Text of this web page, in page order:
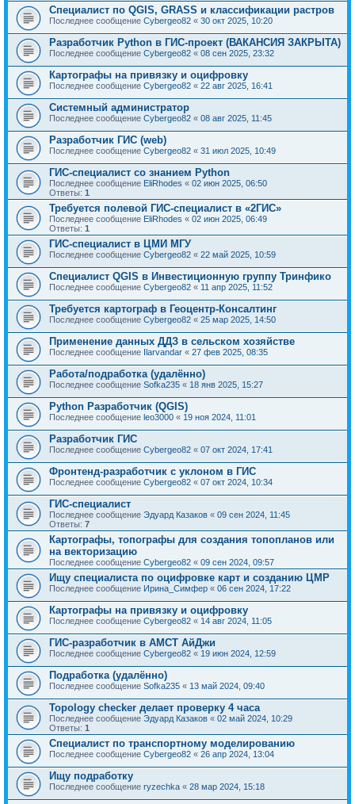
Специалист по QGIS, GRASS и классификации растров
Последнее сообщение Cybergeo82 « 30 окт 2025, 10:20
Разработчик Python в ГИС-проект (ВАКАНСИЯ ЗАКРЫТА)
Последнее сообщение Cybergeo82 « 08 сен 2025, 23:32
Картографы на привязку и оцифровку
Последнее сообщение Cybergeo82 « 22 авг 2025, 16:41
Системный администратор
Последнее сообщение Cybergeo82 « 08 авг 2025, 11:45
Разработчик ГИС (web)
Последнее сообщение Cybergeo82 « 31 июл 2025, 10:49
ГИС-специалист со знанием Python
Последнее сообщение EliRhodes « 02 июн 2025, 06:50
Ответы: 1
Требуется полевой ГИС-специалист в «2ГИС»
Последнее сообщение EliRhodes « 02 июн 2025, 06:49
Ответы: 1
ГИС-специалист в ЦМИ МГУ
Последнее сообщение Cybergeo82 « 22 май 2025, 10:59
Специалист QGIS в Инвестиционную группу Тринфико
Последнее сообщение Cybergeo82 « 11 апр 2025, 11:52
Требуется картограф в Геоцентр-Консалтинг
Последнее сообщение Cybergeo82 « 25 мар 2025, 14:50
Применение данных ДДЗ в сельском хозяйстве
Последнее сообщение Ilarvandar « 27 фев 2025, 08:35
Работа/подработка (удалённо)
Последнее сообщение Sofka235 « 18 янв 2025, 15:27
Python Разработчик (QGIS)
Последнее сообщение leo3000 « 19 ноя 2024, 11:01
Разработчик ГИС
Последнее сообщение Cybergeo82 « 07 окт 2024, 17:41
Фронтенд-разработчик с уклоном в ГИС
Последнее сообщение Cybergeo82 « 07 окт 2024, 10:34
ГИС-специалист
Последнее сообщение Эдуард Казаков « 09 сен 2024, 11:45
Ответы: 7
Картографы, топографы для создания топопланов или
на векторизацию
Последнее сообщение Cybergeo82 « 09 сен 2024, 09:57
Ищу специалиста по оцифровке карт и созданию ЦМР
Последнее сообщение Ирина_Симфер « 06 сен 2024, 17:22
Картографы на привязку и оцифровку
Последнее сообщение Cybergeo82 « 14 авг 2024, 11:05
ГИС-разработчик в АМСТ АйДжи
Последнее сообщение Cybergeo82 « 19 июн 2024, 12:59
Подработка (удалённо)
Последнее сообщение Sofka235 « 13 май 2024, 09:40
Topology checker делает проверку 4 часа
Последнее сообщение Эдуард Казаков « 02 май 2024, 10:29
Ответы: 1
Cпециалист по транспортному моделированию
Последнее сообщение Cybergeo82 « 26 апр 2024, 13:04
Ищу подработку
Последнее сообщение ryzechka « 28 мар 2024, 15:18